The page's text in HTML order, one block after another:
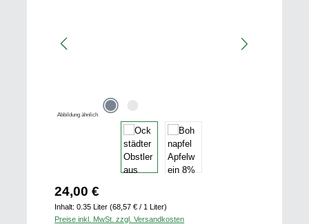
Abbildung ähnlich
Regulärer Preis:
24,00 €
Inhalt:0.35 Liter(68,57 € / 1 Liter)
Preise inkl. MwSt. zzgl. Versandkosten